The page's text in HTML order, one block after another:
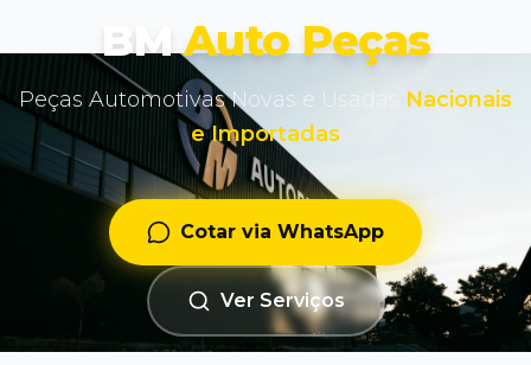
BM Auto Peças
Peças Automotivas Novas e Usadas Nacionais
e Importadas
Cotar via WhatsApp
Ver Serviços